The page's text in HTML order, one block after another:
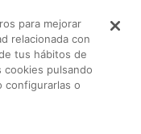
para mejorar
relacionada con
tus hábitos de
cookies pulsando
configurarlas o